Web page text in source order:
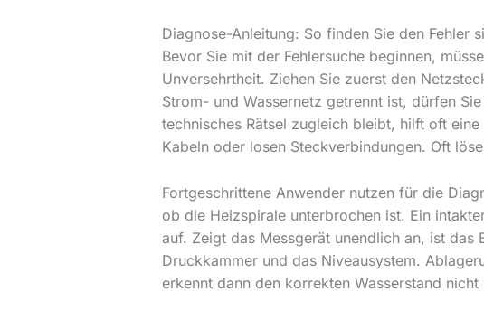
Diagnose-Anleitung: So finden Sie den Fehler
Bevor Sie mit der Fehlersuche beginnen,
Unversehrtheit. Ziehen Sie zuerst den
Strom- und Wassernetz getrennt ist, dürfen
technisches Rätsel zugleich bleibt, hilft oft
Kabeln oder losen Steckverbindungen. Oft
Fortgeschrittene Anwender nutzen für die
ob die Heizspirale unterbrochen ist. Ein
auf. Zeigt das Messgerät unendlich an, ist
Druckkammer und das Niveausystem.
erkennt dann den korrekten Wasserstand